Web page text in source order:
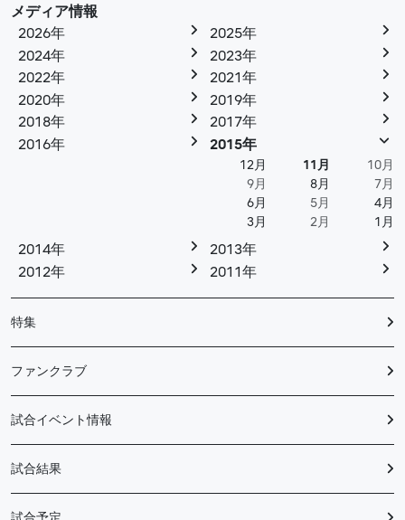
メディア情報
2026年
2025年
2024年
2023年
2022年
2021年
2020年
2019年
2018年
2017年
2016年
2015年
12月 11月
10月
9月
8月
7月
6月
5月
4月
3月
2月 1月
2014年
2013年
2012年
2011年
特集
ファンクラブ
試合イベント情報
試合結果